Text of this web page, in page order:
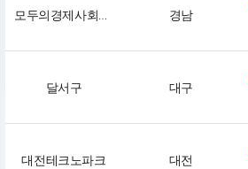
모두의경제사회적협동조합 경남
달서구 대구
대전테크노파크 대전